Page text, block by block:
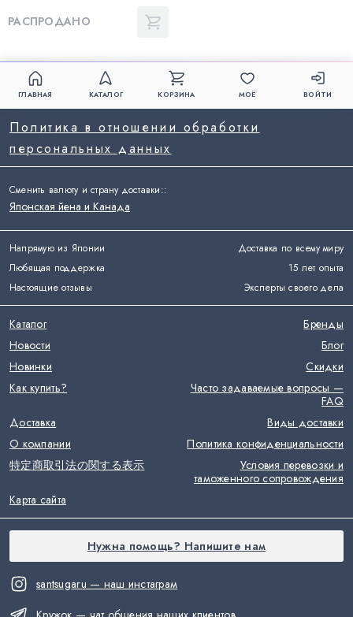
РАСПРОДАНО
ГЛАВНАЯ КАТАЛОГ КОРЗИНА МОЁ ВОЙТИ
Напрямую из Японии
Доставка по всему миру
Любящая поддержка
15 лет опыта
Настоящие отзывы
Эксперты своего дела
santsugaru — наш инстаграм
Политика в отношении обработки
персональных данных
Каталог
Бренды
Новости
Блог
Новинки
Скидки
Как купить?
Часто задаваемые вопросы —
FAQ
Доставка
Виды доставки
О компании
Политика конфиденциальности
特定商取引法の関する表示
Условия перевозки и
таможенного сопровождения
Карта сайта
Сменить валюту и страну доставки::
Японская йена и Канада
Нужна помощь? Напишите нам